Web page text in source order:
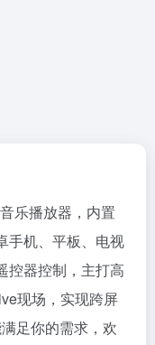
乐播放器，内置
手机、平板、电视
控器控制，主打高
现场，实现跨屏
足你的需求，欢